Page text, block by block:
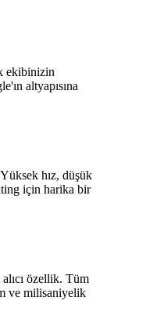
ekibinizin
altyapısına
hız, düşük
için harika bir
özellik. Tüm
ve milisaniyelik